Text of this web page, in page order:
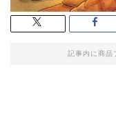
記事内に商品